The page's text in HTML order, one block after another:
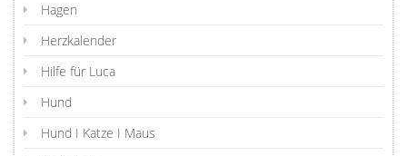
Hagen
Herzkalender
Hilfe für Luca
Hund
Hund I Katze I Maus